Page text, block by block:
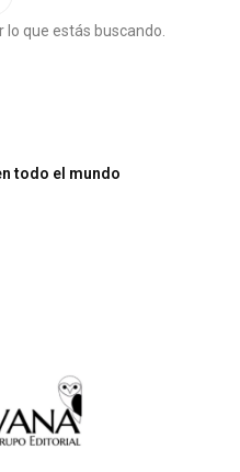
lo que estás buscando.
todo el mundo